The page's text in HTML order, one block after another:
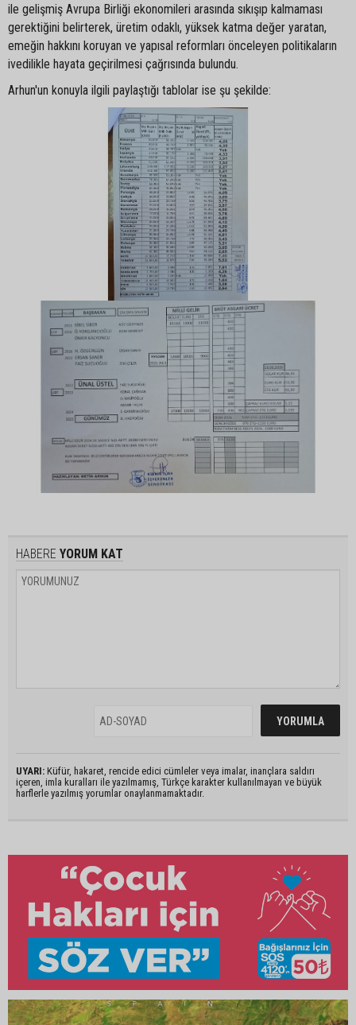
ile gelişmiş Avrupa Birliği ekonomileri arasında sıkışıp kalmaması
gerektiğini belirterek, üretim odaklı, yüksek katma değer yaratan,
emeğin hakkını koruyan ve yapısal reformları önceleyen politikaların
ivedilikle hayata geçirilmesi çağrısında bulundu.
Arhun'un konuyla ilgili paylaştığı tablolar ise şu şekilde:
HABERE YORUM KAT
UYARI: Küfür, hakaret, rencide edici cümleler veya imalar, inançlara saldırı
içeren, imla kuralları ile yazılmamış, Türkçe karakter kullanılmayan ve büyük
harflerle yazılmış yorumlar onaylanmamaktadır.